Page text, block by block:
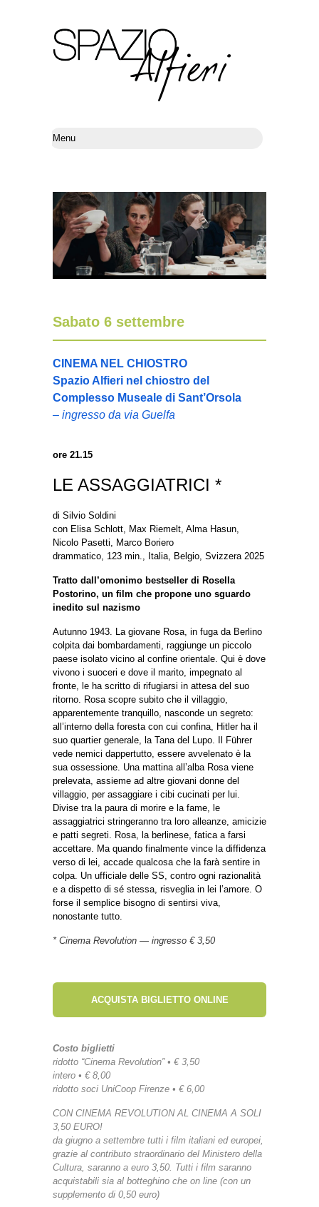
Sabato 6 settembre
CINEMA NEL CHIOSTRO
Spazio Alfieri nel chiostro del
Complesso Museale di Sant’Orsola
– ingresso da via Guelfa
ore 21.15
LE ASSAGGIATRICI *
di Silvio Soldini
con Elisa Schlott, Max Riemelt, Alma Hasun,
Nicolo Pasetti, Marco Boriero
drammatico, 123 min., Italia, Belgio, Svizzera 2025
Tratto dall’omonimo bestseller di Rosella
Postorino, un film che propone uno sguardo
inedito sul nazismo
Autunno 1943. La giovane Rosa, in fuga da Berlino
colpita dai bombardamenti, raggiunge un piccolo
paese isolato vicino al confine orientale. Qui è dove
vivono i suoceri e dove il marito, impegnato al
fronte, le ha scritto di rifugiarsi in attesa del suo
ritorno. Rosa scopre subito che il villaggio,
apparentemente tranquillo, nasconde un segreto:
all’interno della foresta con cui confina, Hitler ha il
suo quartier generale, la Tana del Lupo. Il Führer
vede nemici dappertutto, essere avvelenato è la
sua ossessione. Una mattina all’alba Rosa viene
prelevata, assieme ad altre giovani donne del
villaggio, per assaggiare i cibi cucinati per lui.
Divise tra la paura di morire e la fame, le
assaggiatrici stringeranno tra loro alleanze, amicizie
e patti segreti. Rosa, la berlinese, fatica a farsi
accettare. Ma quando finalmente vince la diffidenza
verso di lei, accade qualcosa che la farà sentire in
colpa. Un ufficiale delle SS, contro ogni razionalità
e a dispetto di sé stessa, risveglia in lei l’amore. O
forse il semplice bisogno di sentirsi viva,
nonostante tutto.
* Cinema Revolution — ingresso € 3,50
ACQUISTA BIGLIETTO ONLINE
Costo biglietti
ridotto “Cinema Revolution” • € 3,50
intero • € 8,00
ridotto soci UniCoop Firenze • € 6,00
CON CINEMA REVOLUTION AL CINEMA A SOLI
3,50 EURO!
da giugno a settembre tutti i film italiani ed europei,
grazie al contributo straordinario del Ministero della
Cultura, saranno a euro 3,50. Tutti i film saranno
acquistabili sia al botteghino che on line (con un
supplemento di 0,50 euro)